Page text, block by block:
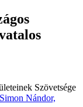
Szövetsége
Simon Nándor,